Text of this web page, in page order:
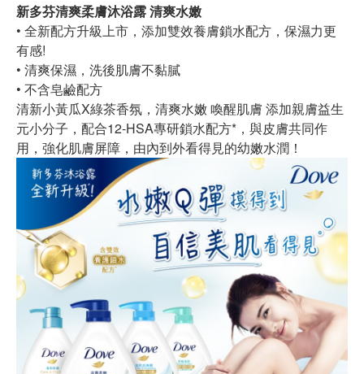
新多芬清爽柔膚沐浴露 清爽水嫩
• 全新配方升級上市，添加雙效養膚鎖水配方，保濕力更
有感!
• 清爽保濕，洗後肌膚不黏膩
• 不含皂鹼配方
清新小黃瓜X綠茶香氛，清爽水嫩 喚醒肌膚 添加親膚益生
元小分子，配合12-HSA專研鎖水配方*，與皮膚共同作
用，強化肌膚屏障，由內到外看得見的幼嫩水潤！